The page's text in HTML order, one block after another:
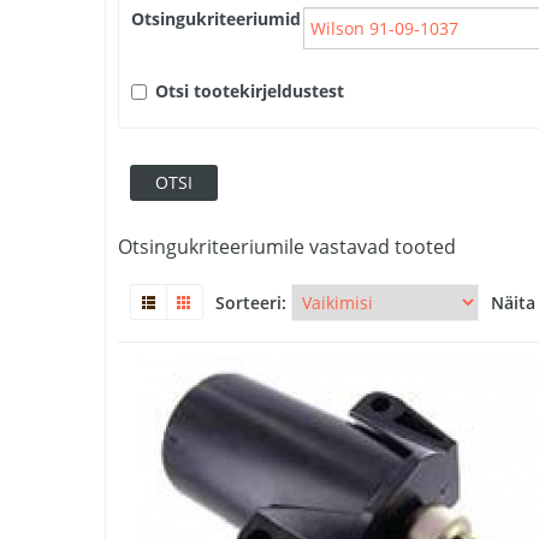
Otsingukriteeriumid
Otsi tootekirjeldustest
Otsingukriteeriumile vastavad tooted
Sorteeri: Näita